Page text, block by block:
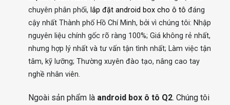
chuyên phân phối, lắp đặt android box cho ô tô đáng
cậy nhất Thành phố Hồ Chí Minh, bởi vì chúng tôi: Nhập
nguyên liệu chính gốc rõ ràng 100%; Giá không rẻ nhất,
nhưng hợp lý nhất và tư vấn tận tình nhất; Làm việc tận
tâm, kỹ lưỡng; Thường xuyên đào tạo, nâng cao tay
nghề nhân viên.
Ngoài sản phẩm là android box ô tô Q2. Chúng tôi